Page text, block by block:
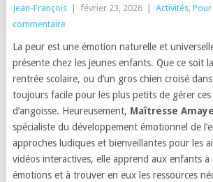
Jean-François février 23, 2026 Activités,
commentaire
La peur est une émotion naturelle et
présente chez les jeunes enfants. Que ce soit
rentrée scolaire, ou d’un gros chien croisé
toujours facile pour les plus petits de gérer ces
d’angoisse. Heureusement, Maîtresse
spécialiste du développement émotionnel de
approches ludiques et bienveillantes pour les
vidéos interactives, elle apprend aux enfants à
émotions et à trouver en eux les ressources